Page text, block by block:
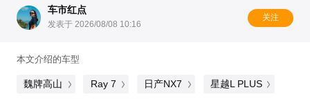
车市红点
发表于 2026/08/08 10:16
关注
本文介绍的车型
魏牌高山 Ray 7 日产NX7 星越L PLUS